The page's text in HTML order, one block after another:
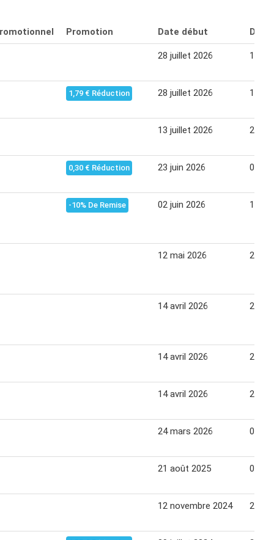
Promotion Date début Date
28 juillet 2026 10
1,79 € Réduction 28 juillet 2026 10
13 juillet 2026 27
0,30 € Réduction 23 juin 2026 06
-10% De Remise 02 juin 2026 15
12 mai 2026 25
14 avril 2026 27
14 avril 2026 27
14 avril 2026 27
24 mars 2026 06
21 août 2025 06
12 novembre 2024 25